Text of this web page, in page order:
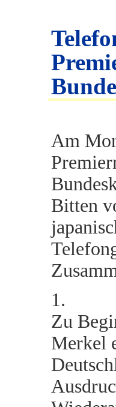
Am
Bitten
1.
Zu
Merkel